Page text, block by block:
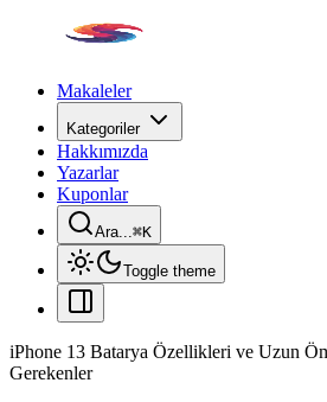
Makaleler
Kategoriler
Hakkımızda
Yazarlar
Kuponlar
Ara...⌘K
Toggle theme
iPhone 13 Batarya Özellikleri ve Uzun
Gerekenler